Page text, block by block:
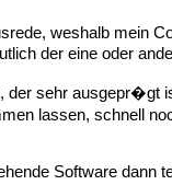
weshalb mein
der eine oder
der sehr ausgepr�gt
lassen, schnell
Software dann